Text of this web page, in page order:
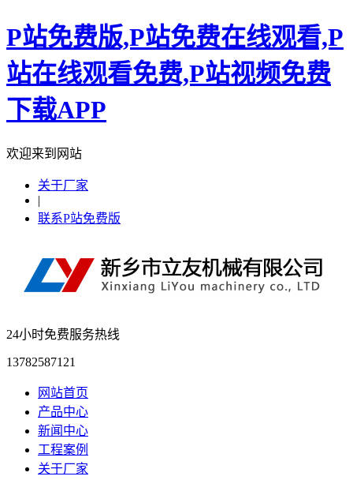
P站免费版,P站免费在线观看,P
站在线观看免费,P站视频免费
下载APP
欢迎来到网站
关于厂家
|
联系P站免费版
24小时免费服务热线
13782587121
网站首页
产品中心
新闻中心
工程案例
关于厂家